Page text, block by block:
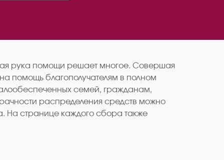
рука помощи решает многое. Совершая
помощь благополучателям в полном
семей, гражданам,
распределения средств можно
На странице каждого сбора также